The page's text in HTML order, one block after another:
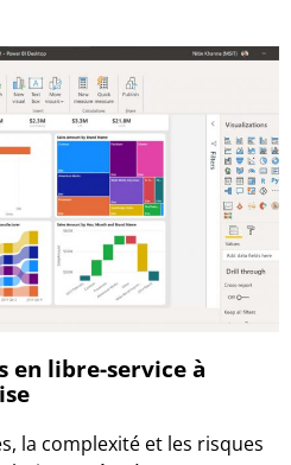
en libre-service à
la complexité et les risques